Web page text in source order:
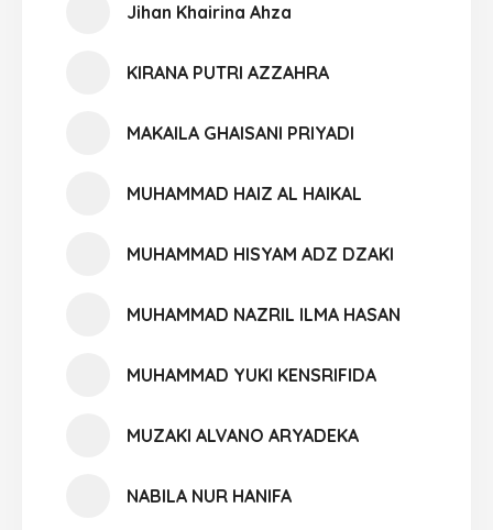
Jihan Khairina Ahza
KIRANA PUTRI AZZAHRA
MAKAILA GHAISANI PRIYADI
MUHAMMAD HAIZ AL HAIKAL
MUHAMMAD HISYAM ADZ DZAKI
MUHAMMAD NAZRIL ILMA HASAN
MUHAMMAD YUKI KENSRIFIDA
MUZAKI ALVANO ARYADEKA
NABILA NUR HANIFA